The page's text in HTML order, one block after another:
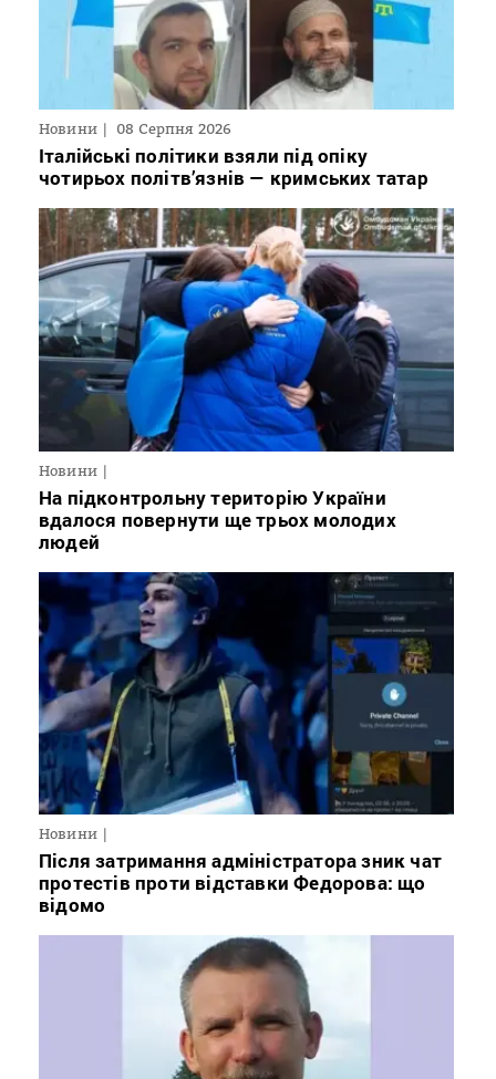
Новини 08 Серпня 2026
Італійські політики взяли під опіку
чотирьох політв’язнів — кримських татар
Новини
На підконтрольну територію України
вдалося повернути ще трьох молодих
людей
Новини
Після затримання адміністратора зник чат
протестів проти відставки Федорова: що
відомо